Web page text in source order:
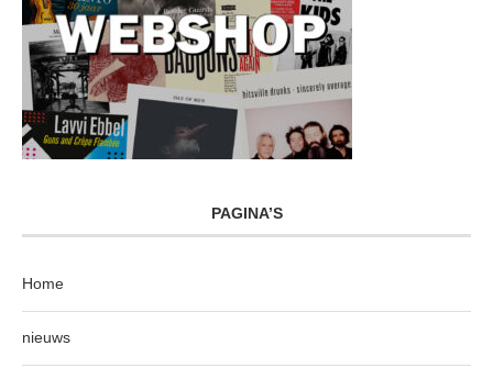
PAGINA’S
Home
nieuws